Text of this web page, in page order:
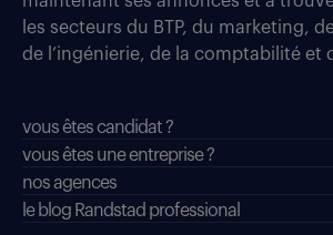
les secteurs du BTP, du marketing,
de l’ingénierie, de la comptabilité et
vous êtes candidat ?
vous êtes une entreprise ?
nos agences
le blog Randstad professional